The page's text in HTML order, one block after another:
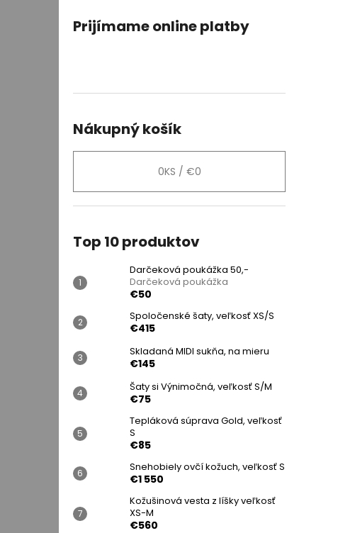
Prijímame online platby
Nákupný košík
0KS / €0
Top 10 produktov
Darčeková poukážka 50,-
Darčeková poukážka
€50
Spoločenské šaty, veľkosť XS/S
€415
Skladaná MIDI sukňa, na mieru
€145
Šaty si Výnimočná, veľkosť S/M
€75
Tepláková súprava Gold, veľkosť
S
€85
Snehobiely ovčí kožuch, veľkosť S
€1 550
Kožušinová vesta z líšky veľkosť
XS-M
€560